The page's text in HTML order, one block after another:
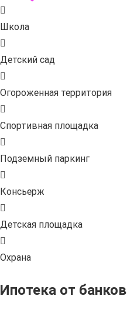
Школа
Детский сад
Огороженная территория
Спортивная площадка
Подземный паркинг
Консьерж
Детская площадка
Охрана
Ипотека от банков